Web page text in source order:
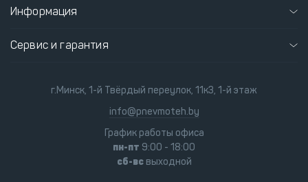
Информация
Сервис и гарантия
г.Минск, 1-й Твёрдый переулок, 11к3, 1-й этаж
info@pnevmoteh.by
График работы офиса
пн-пт 9:00 - 18:00
сб-всвыходной